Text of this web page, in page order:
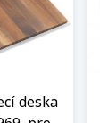
deska